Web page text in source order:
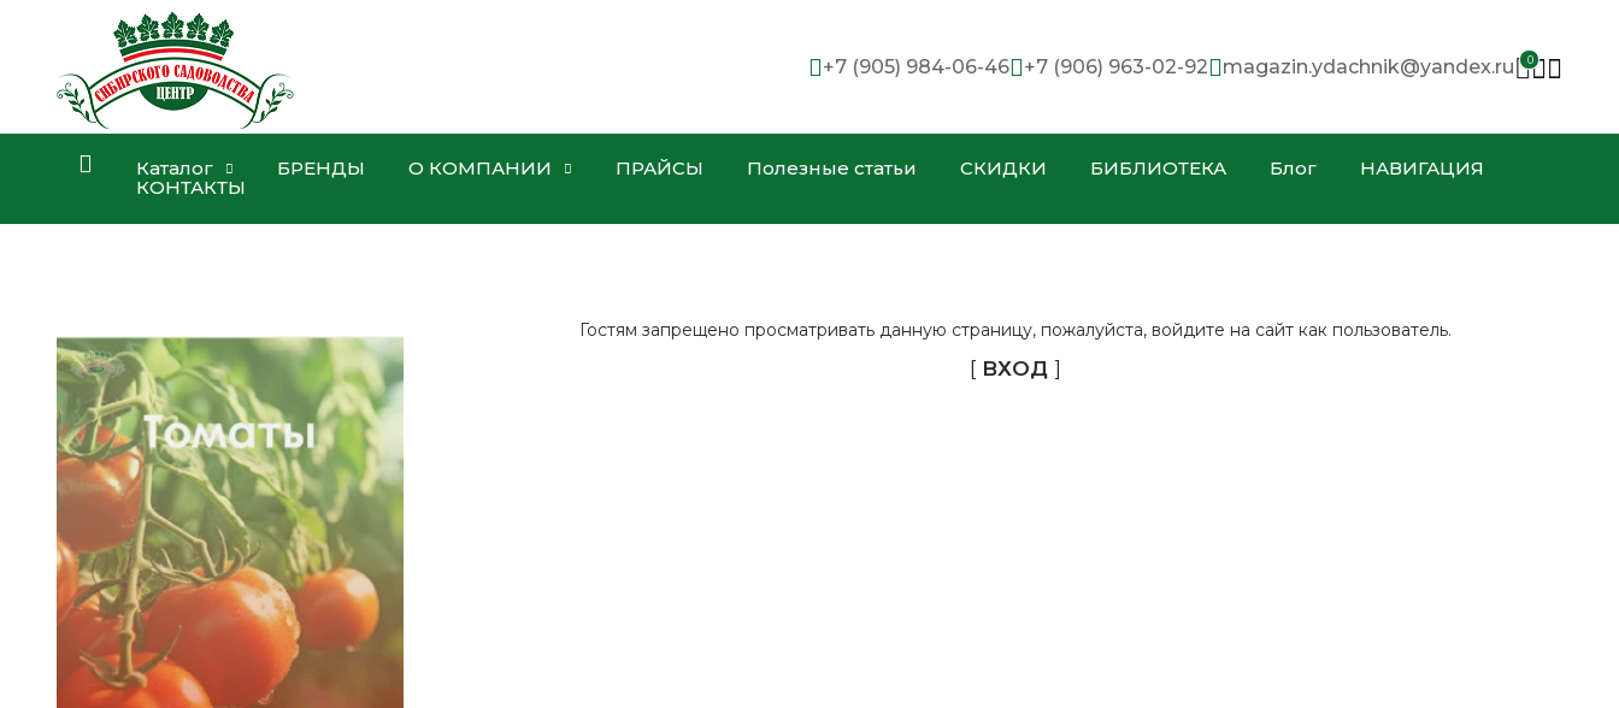
+7 (905) 984-06-46 +7 (906) 963-02-92 magazin.ydachnik@yandex.ru 0
Каталог БРЕНДЫ О КОМПАНИИ ПРАЙСЫ Полезные статьи СКИДКИ БИБЛИОТЕКА Блог
НАВИГАЦИЯ
КОНТАКТЫ
Гостям запрещено просматривать данную страницу, пожалуйста, войдите на сайт как пользователь.
[ ВХОД]